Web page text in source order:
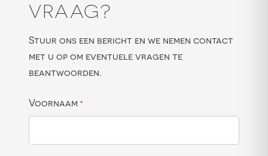
VRAAG?
Stuur ons een bericht en we nemen contact
met u op om eventuele vragen te
beantwoorden.
Voornaam *